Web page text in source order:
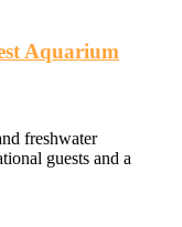
Aquarium
freshwater
guests and a